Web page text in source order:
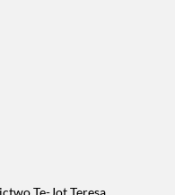
Te-Jot Teresa